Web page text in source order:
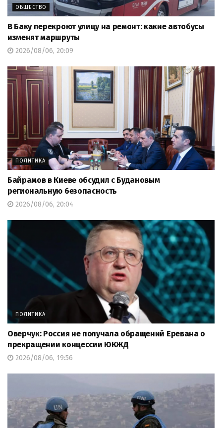
ОБЩЕСТВО
В Баку перекроют улицу на ремонт: какие автобусы
изменят маршруты
2026/08/06, 20:09
ПОЛИТИКА
Байрамов в Киеве обсудил с Будановым
региональную безопасность
2026/08/06, 20:04
ПОЛИТИКА
Оверчук: Россия не получала обращений Еревана о
прекращении концессии ЮКЖД
2026/08/06, 19:56